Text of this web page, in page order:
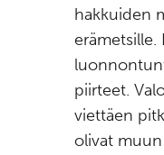
hakkuiden
erämetsille.
piirteet.
viettäen
olivat